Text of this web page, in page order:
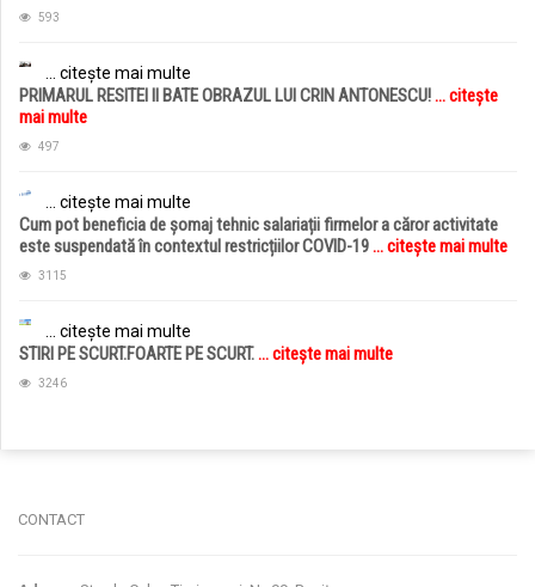
593
... citește mai multe
PRIMARUL RESITEI II BATE OBRAZUL LUI CRIN ANTONESCU!... citește
mai multe
497
... citește mai multe
Cum pot beneficia de șomaj tehnic salariații firmelor a căror activitate
este suspendată în contextul restricțiilor COVID-19... citește mai multe
3115
... citește mai multe
STIRI PE SCURT.FOARTE PE SCURT.... citește mai multe
3246
CONTACT